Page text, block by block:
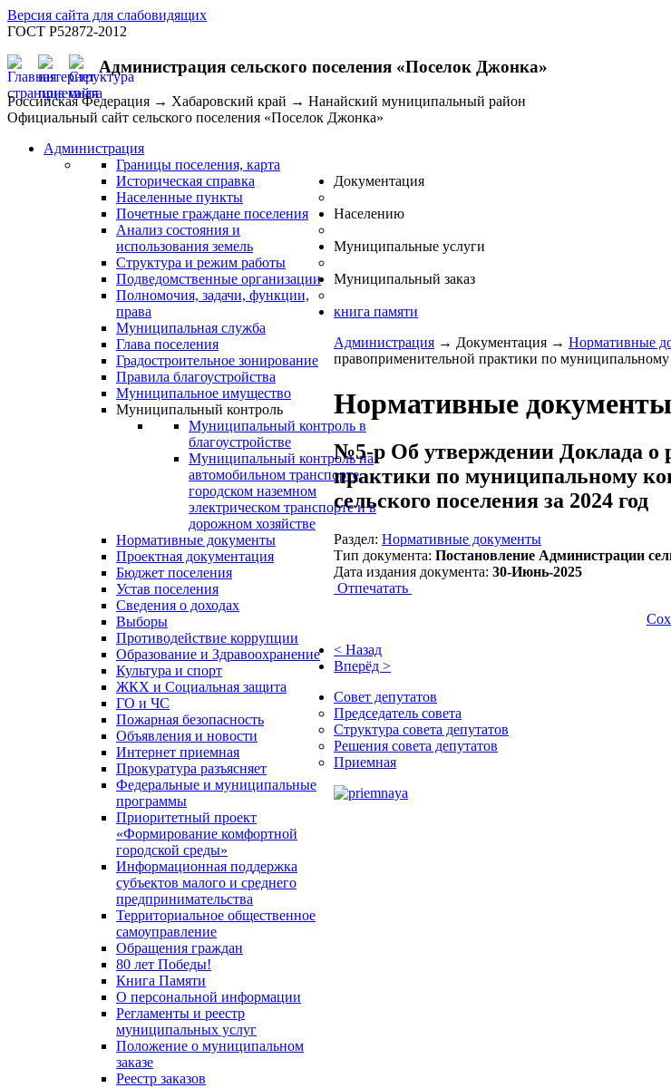
Версия сайта для слабовидящих
ГОСТ Р52872-2012
Администрация сельского поселения «Поселок Джонка»
Российская Федерация → Хабаровский край → Нанайский муниципальный район
Официальный сайт сельского поселения «Поселок Джонка»
Администрация
Границы поселения, карта
Историческая справка
Населенные пункты
Почетные граждане поселения
Анализ состояния и
использования земель
Структура и режим работы
Подведомственные организации
Полномочия, задачи, функции,
права
Муниципальная служба
Глава поселения
Градостроительное зонирование
Правила благоустройства
Муниципальное имущество
Муниципальный контроль
Муниципальный контроль в
благоустройстве
Муниципальный контроль на
автомобильном транспорте,
городском наземном
электрическом транспорте и в
дорожном хозяйстве
Документация
Нормативные документы
Проектная документация
Бюджет поселения
Устав поселения
Сведения о доходах
Выборы
Противодействие коррупции
Населению
Образование и Здравоохранение
Культура и спорт
ЖКХ и Социальная защита
ГО и ЧС
Пожарная безопасность
Объявления и новости
Интернет приемная
Прокуратура разъясняет
Федеральные и муниципальные
программы
Приоритетный проект
«Формирование комфортной
городской среды»
Информационная поддержка
субъектов малого и среднего
предпринимательства
Территориальное общественное
самоуправление
Обращения граждан
80 лет Победы!
Книга Памяти
О персональной информации
Муниципальные услуги
Регламенты и реестр
муниципальных услуг
Муниципальный заказ
Положение о муниципальном
заказе
Реестр заказов
книга памяти
Администрация → Документация → Нормативные
правоприменительной практики по муниципальному
Нормативные документы
№5-р Об утверждении Доклада о
практики по муниципальному
сельского поселения за 2024 год
Раздел: Нормативные документы
Тип документа: Постановление Администрации
Дата издания документа: 30-Июнь-2025
Отпечатать
< Назад
Вперёд >
Совет депутатов
Председатель совета
Структура совета депутатов
Решения совета депутатов
Приемная